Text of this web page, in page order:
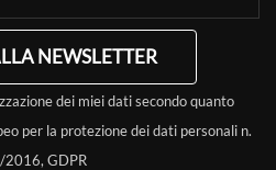
NEWSLETTER
dei miei dati secondo quanto
per la protezione dei dati personali n.
GDPR